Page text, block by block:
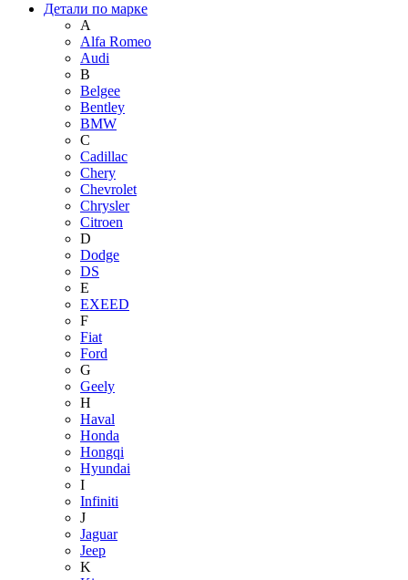
Детали по марке
A
Alfa Romeo
Audi
B
Belgee
Bentley
BMW
C
Cadillac
Chery
Chevrolet
Chrysler
Citroen
D
Dodge
DS
E
EXEED
F
Fiat
Ford
G
Geely
H
Haval
Honda
Hongqi
Hyundai
I
Infiniti
J
Jaguar
Jeep
K